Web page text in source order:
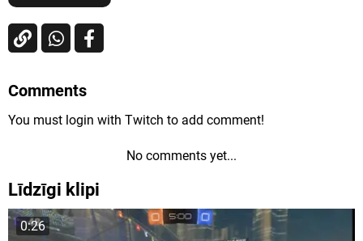
Comments
You must login with Twitch to add comment!
No comments yet...
Līdzīgi klipi
0:26